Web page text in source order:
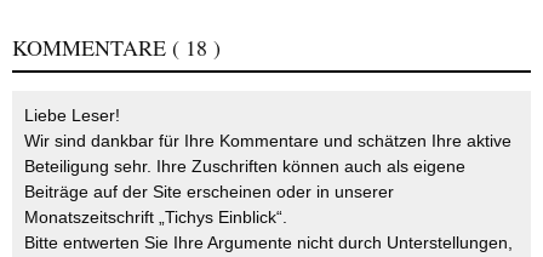
KOMMENTARE ( 18 )
Liebe Leser!
Wir sind dankbar für Ihre Kommentare und schätzen Ihre aktive
Beteiligung sehr. Ihre Zuschriften können auch als eigene
Beiträge auf der Site erscheinen oder in unserer
Monatszeitschrift „Tichys Einblick“.
Bitte entwerten Sie Ihre Argumente nicht durch Unterstellungen,